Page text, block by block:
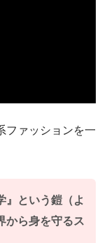
ファッションを一
』という鎧（よ
から身を守るス